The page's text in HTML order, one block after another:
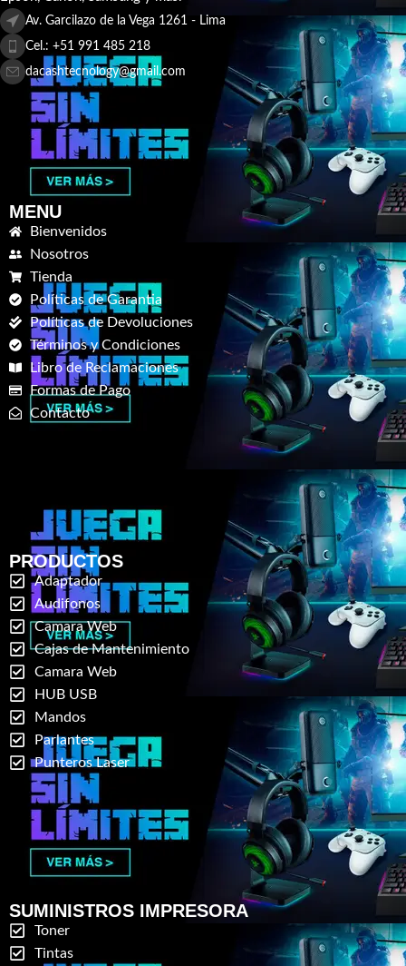
Av. Garcilazo de la Vega 1261 - Lima
Cel.: +51 991 485 218
dacashtecnology@gmail.com
MENU
Bienvenidos
Nosotros
Tienda
Políticas de Garantia
Políticas de Devoluciones
Términos y Condiciones
Libro de Reclamaciones
Formas de Pago
Contacto
PRODUCTOS
Adaptador
Audifonos
Camara Web
Cajas de Mantenimiento
Camara Web
HUB USB
Mandos
Parlantes
Punteros Laser
SUMINISTROS IMPRESORA
Toner
Tintas